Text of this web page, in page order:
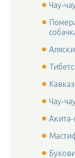
Чау-чау
Чау-